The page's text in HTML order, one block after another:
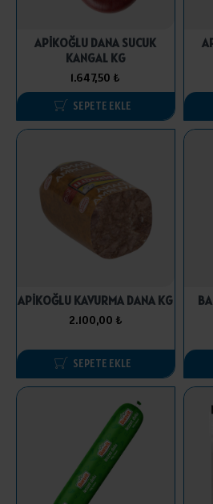
APİKOĞLU DANA SUCUK
KANGAL KG
1.647,50 ₺
SEPETE EKLE
APİKOĞLU KAVURMA DANA KG
2.100,00 ₺
SEPETE EKLE